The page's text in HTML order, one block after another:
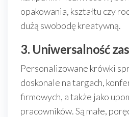
opakowania, kształtu czy
dużą swobodę kreatywną.
3. Uniwersalność
Personalizowane krówki
doskonale na targach,
firmowych, a także jako
pracowników. Są małe,